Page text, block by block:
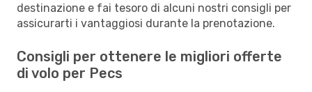
destinazione e fai tesoro di alcuni nostri consigli per
assicurarti i vantaggiosi durante la prenotazione.
Consigli per ottenere le migliori offerte
di volo per Pecs